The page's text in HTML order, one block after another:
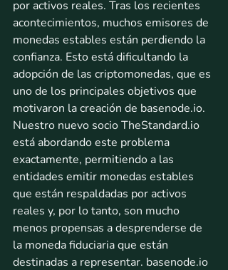
por activos reales. Tras los recientes
acontecimientos, muchos emisores de
monedas estables están perdiendo la
confianza. Esto está dificultando la
adopción de las criptomonedas, que es
uno de los principales objetivos que
motivaron la creación de basenode.io.
Nuestro nuevo socio TheStandard.io
está abordando este problema
exactamente, permitiendo a las
entidades emitir monedas estables
que están respaldadas por activos
reales y, por lo tanto, son mucho
menos propensas a desprenderse de
la moneda fiduciaria que están
destinadas a representar. basenode.io